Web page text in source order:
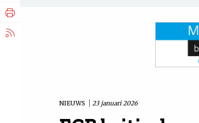
NIEUWS 23 januari 2026